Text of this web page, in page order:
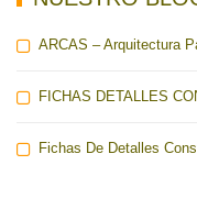
ARCAS – Arquitectura
FICHAS DETALLES
Fichas De Detalles